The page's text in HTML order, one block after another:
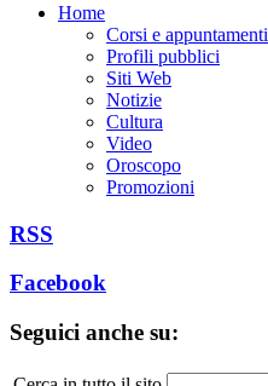
Home
Corsi e appuntamenti
Profili pubblici
Siti Web
Notizie
Cultura
Video
Oroscopo
Promozioni
RSS
Facebook
Seguici anche su: